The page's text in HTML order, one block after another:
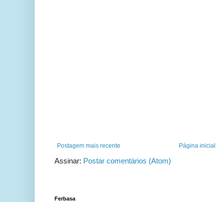
Postagem mais recente Página inicial
Assinar: Postar comentários (Atom)
Ferbasa